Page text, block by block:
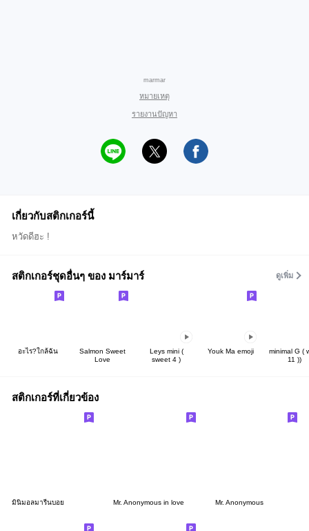
marmar
หมายเหตุ
รายงานปัญหา
เกี่ยวกับสติกเกอร์นี้
หวัดดีฮะ !
สติกเกอร์ชุดอื่นๆ ของ มาร์มาร์ ดูเพิ่ม
อะไร?ใกล้ฉัน
Salmon Sweet
Love
Leys mini (
sweet 4 )
Youk Ma emoji
minimal G (
11 ))
สติกเกอร์ที่เกี่ยวข้อง
มินิมอลมารีนบอย Mr. Anonymous in love Mr. Anonymous